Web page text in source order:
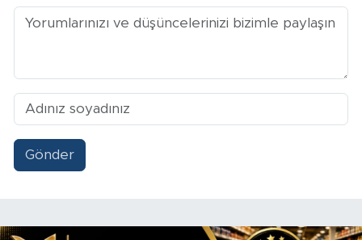
Gönder